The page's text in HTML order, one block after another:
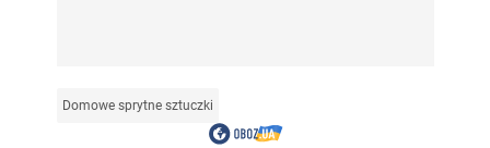
Domowe sprytne sztuczki